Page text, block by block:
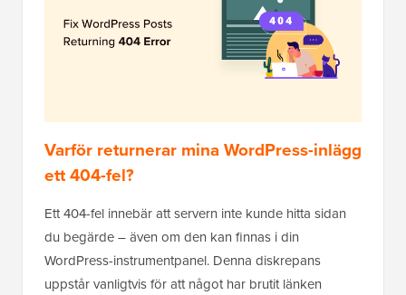
Varför returnerar mina WordPress-inlägg
ett 404-fel?
Ett 404-fel innebär att servern inte kunde hitta sidan
du begärde – även om den kan finnas i din
WordPress-instrumentpanel. Denna diskrepans
uppstår vanligtvis för att något har brutit länken